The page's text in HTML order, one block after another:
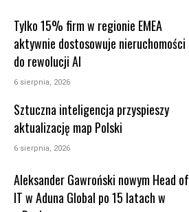
Tylko 15% firm w regionie EMEA
aktywnie dostosowuje nieruchomości
do rewolucji AI
6 sierpnia, 2026
Sztuczna inteligencja przyspieszy
aktualizację map Polski
6 sierpnia, 2026
Aleksander Gawroński nowym Head of
IT w Aduna Global po 15 latach w